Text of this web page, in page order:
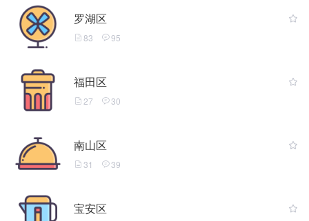
罗湖区
83 95
福田区
27 30
南山区
31 39
宝安区